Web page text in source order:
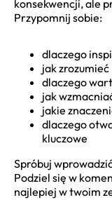
konsekwencji, ale
Przypomnij sobie:
dlaczego
jak
dlaczego
jak
jakie
dlaczego
kluczowe
Spróbuj
Podziel się w
najlepiej w twoim